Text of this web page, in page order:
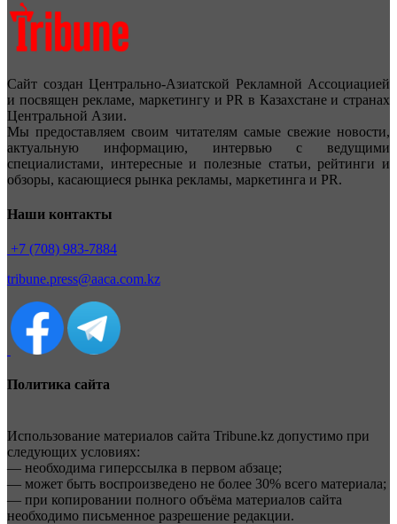
Сайт создан Центрально-Азиатской Рекламной Ассоциацией
и посвящен рекламе, маркетингу и PR в Казахстане и странах
Центральной Азии.
Мы предоставляем своим читателям самые свежие новости,
актуальную информацию, интервью с ведущими
специалистами, интересные и полезные статьи, рейтинги и
обзоры, касающиеся рынка рекламы, маркетинга и PR.
Наши контакты
+7 (708) 983-7884
tribune.press@aaca.com.kz
Политика сайта
Использование материалов сайта Tribune.kz допустимо при
следующих условиях:
— необходима гиперссылка в первом абзаце;
— может быть воспроизведено не более 30% всего материала;
— при копировании полного объёма материалов сайта
необходимо письменное разрешение редакции.